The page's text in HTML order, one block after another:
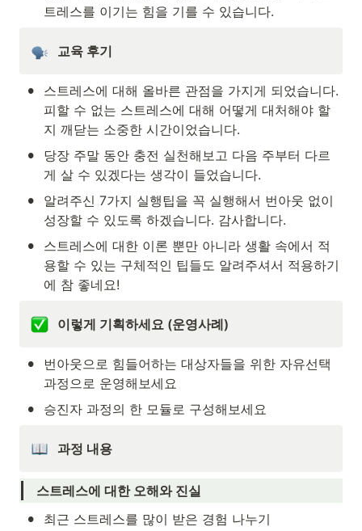
트레스를 이기는 힘을 기를 수 있습니다.
교육 후기
•
스트레스에 대해 올바른 관점을 가지게 되었습니다.
피할 수 없는 스트레스에 대해 어떻게 대처해야 할
지 깨닫는 소중한 시간이었습니다.
•
당장 주말 동안 충전 실천해보고 다음 주부터 다르
게 살 수 있겠다는 생각이 들었습니다.
•
알려주신 7가지 실행팁을 꼭 실행해서 번아웃 없이
성장할 수 있도록 하겠습니다. 감사합니다.
•
스트레스에 대한 이론 뿐만 아니라 생활 속에서 적
용할 수 있는 구체적인 팁들도 알려주셔서 적용하기
에 참 좋네요!
이렇게 기획하세요 (운영사례)
•
번아웃으로 힘들어하는 대상자들을 위한 자유선택
과정으로 운영해보세요
• 승진자 과정의 한 모듈로 구성해보세요
과정 내용
스트레스에 대한 오해와 진실
• 최근 스트레스를 많이 받은 경험 나누기